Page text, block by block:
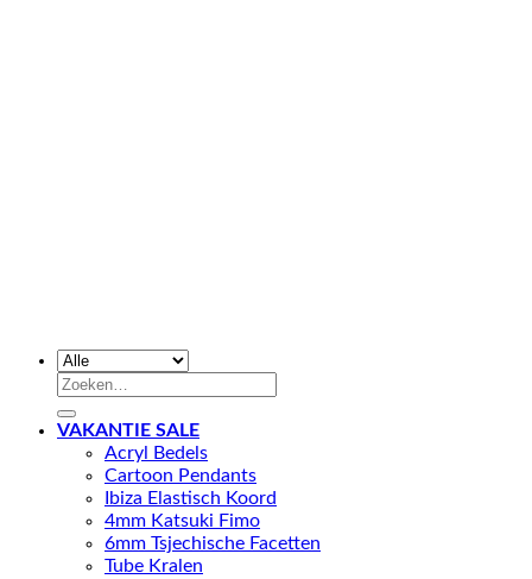
Zoeken
VAKANTIE SALE
Acryl Bedels
Cartoon Pendants
Ibiza Elastisch Koord
4mm Katsuki Fimo
6mm Tsjechische Facetten
Tube Kralen